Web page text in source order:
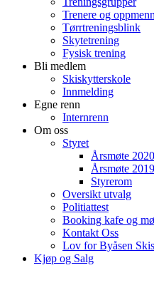
Trenere og oppmenn
Tørrtreningsblink
Skytetrening
Fysisk trening
Bli medlem
Skiskytterskole
Innmelding
Egne renn
Internrenn
Om oss
Styret
Årsmøte 2020
Årsmøte 2019
Styrerom
Oversikt utvalg
Politiattest
Booking kafe og
Kontakt Oss
Lov for Byåsen
Kjøp og Salg